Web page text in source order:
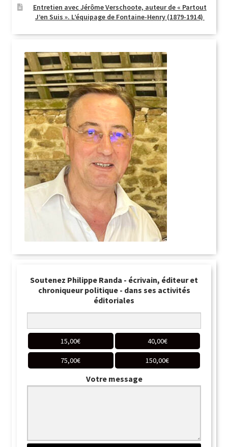
Entretien avec Jérôme Verschoote, auteur de « Partout
J’en Suis ». L’équipage de Fontaine-Henry (1879-1914)
Soutenez Philippe Randa - écrivain, éditeur et
chroniqueur politique - dans ses activités
éditoriales
15,00€ 40,00€
75,00€ 150,00€
Votre message